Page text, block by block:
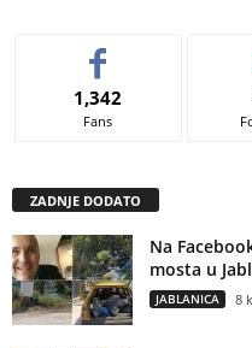
1,342
Fans
ZADNJE DODATO
Na
mosta u
JABLANICA 8